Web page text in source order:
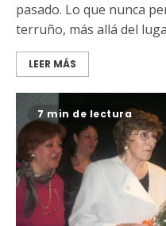
pasado. Lo que nunca
terruño, más allá del
LEER MÁS
7 min de lectura